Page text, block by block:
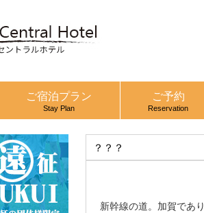
ご宿泊プラン
Stay Plan
ご予約
Reservation
？？？
新幹線の道。加賀であ